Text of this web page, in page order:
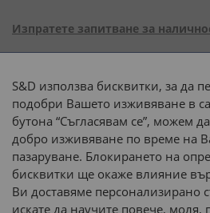
Изпратете запитване за
Начини на
Доставка до
или
S&D използва бисквитки, за да
подобри Вашето изживяване в
бутона “Съгласявам се”, можем
добро изживяване по време на
пазаруване. Блокирането на
бисквитки ще окаже влияние
Ви доставяме персонализирано
искате да научите повече, моля,